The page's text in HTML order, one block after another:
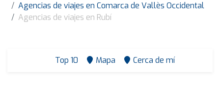
Agencias de viajes en Comarca de Vallès Occidental
Agencias de viajes en Rubí
Top 10 Mapa Cerca de mí